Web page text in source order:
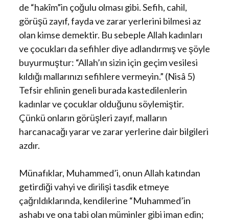
de “hakîm”in çoğulu olması gibi. Sefih, cahil,
görüşü zayıf, fayda ve zarar yerlerini bilmesi az
olan kimse demektir. Bu sebeple Allah kadınları
ve çocukları da sefihler diye adlandırmış ve şöyle
buyurmuştur: “Allah’ın sizin için geçim vesilesi
kıldığı mallarınızı sefihlere vermeyin.” (Nisâ 5)
Tefsir ehlinin geneli burada kastedilenlerin
kadınlar ve çocuklar olduğunu söylemiştir.
Çünkü onların görüşleri zayıf, malların
harcanacağı yarar ve zarar yerlerine dair bilgileri
azdır.
Münafıklar, Muhammed’i, onun Allah katından
getirdiği vahyi ve dirilişi tasdik etmeye
çağrıldıklarında, kendilerine “Muhammed’in
ashabı ve ona tabi olan müminler gibi iman edin;